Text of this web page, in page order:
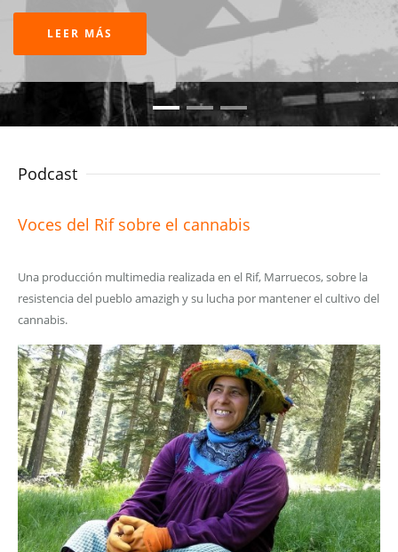
LEER MÁS...
Podcast
Voces del Rif sobre el cannabis
Una producción multimedia realizada en el Rif, Marruecos, sobre la
resistencia del pueblo amazigh y su lucha por mantener el cultivo del
cannabis.